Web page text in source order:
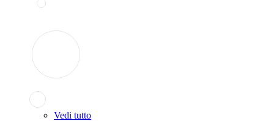
Vedi tutto